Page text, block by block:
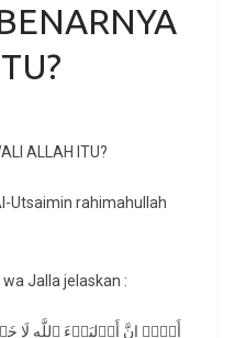
ALLAH ITU?
Utsaimin rahimahullah
Jalla jelaskan :